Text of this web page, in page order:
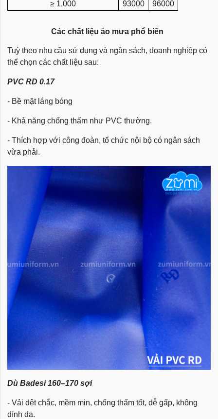
≥ 1,000
93000 96000
Các chất liệu áo mưa phổ biến
Tuỳ theo nhu cầu sử dụng và ngân sách, doanh nghiệp có
thể chọn các chất liệu sau:
PVC RD 0.17
- Bề mặt láng bóng
- Khả năng chống thấm như PVC thường.
- Thích hợp với công đoàn, tổ chức nội bộ có ngân sách
vừa phải.
Dù Badesi 160–170 sợi
- Vải dệt chắc, mềm mịn, chống thấm tốt, dễ gấp, không
dính da.